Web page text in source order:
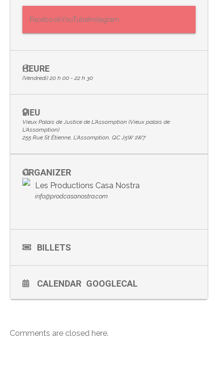
FacebookYouTube Instagram
HEURE
(Vendredi) 20 h 00 - 22 h 30
LIEU
Vieux Palais de Justice de L'Assomption (Vieux palais de
L'Assomption)
255 Rue St Étienne, L'Assomption, QC J5W 1W7
ORGANIZER
Les Productions Casa Nostra
info@prodcasanostra.com
BILLETS
CALENDAR GOOGLECAL
Comments are closed here.